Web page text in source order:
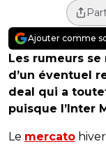
Ajouter comme
Les rumeurs
d’un éventuel
deal qui a
puisque l’Inter
Le mercato